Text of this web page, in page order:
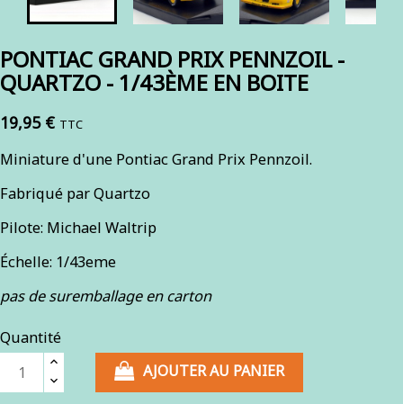
PONTIAC GRAND PRIX PENNZOIL -
QUARTZO - 1/43ÈME EN BOITE
19,95 € TTC
Miniature d'une Pontiac Grand Prix Pennzoil.
Fabriqué par Quartzo
Pilote: Michael Waltrip
Échelle: 1/43eme
pas de suremballage en carton
Quantité
AJOUTER AU PANIER